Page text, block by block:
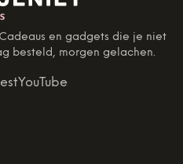
en gadgets die je niet
besteld, morgen gelachen.
YouTube